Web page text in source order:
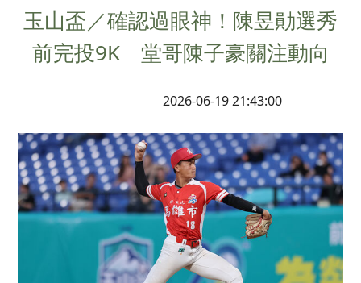
玉山盃／確認過眼神！陳昱勛選秀
前完投9K 堂哥陳子豪關注動向
2026-06-19 21:43:00